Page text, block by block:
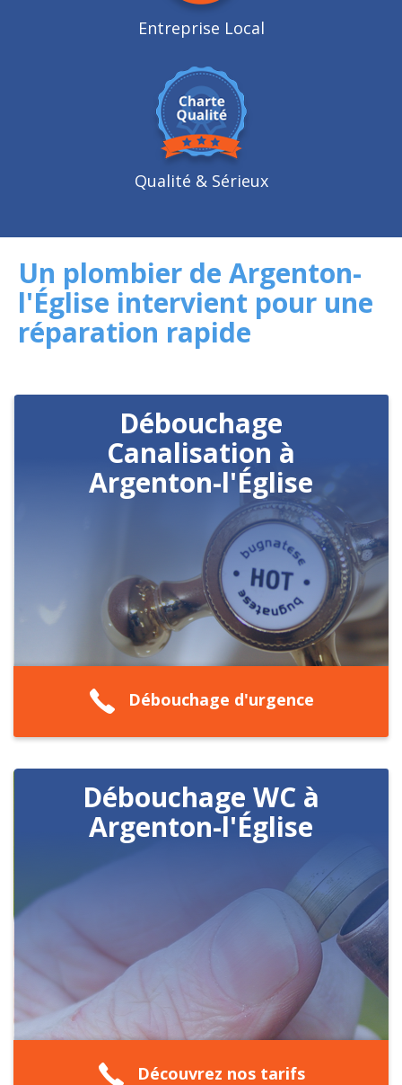
Entreprise Local
Qualité & Sérieux
Un plombier de Argenton-
l'Église intervient pour une
réparation rapide
Débouchage
Canalisation à
Argenton-l'Église
Débouchage d'urgence
Débouchage WC à
Argenton-l'Église
Découvrez nos tarifs